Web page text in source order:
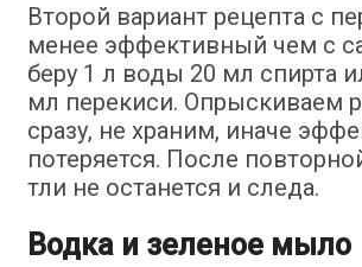
Второй вариант рецепта с
менее эффективный чем с
беру 1 л воды 20 мл спирта
мл перекиси. Опрыскиваем
сразу, не храним, иначе
потеряется. После
тли не останется и следа.
Водка и зеленое мыло